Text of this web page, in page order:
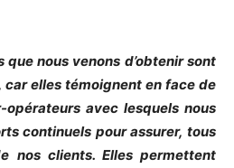
nous venons d’obtenir sont
elles témoignent en face de
avec lesquels nous
continuels pour assurer, tous
nos clients. Elles permettent